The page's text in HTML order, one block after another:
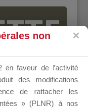
non
en faveur de l’activité
des modifications
de rattacher les
» (PLNR) à nos